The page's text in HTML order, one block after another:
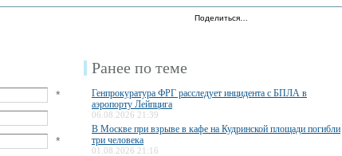
Поделиться…
*
*
Ранее по теме
Генпрокуратура ФРГ расследует инцидента с БПЛА в
аэропорту Лейпцига
06.08.2026 21:39
В Москве при взрыве в кафе на Кудринской площади погибли
три человека
01.08.2026 21:16